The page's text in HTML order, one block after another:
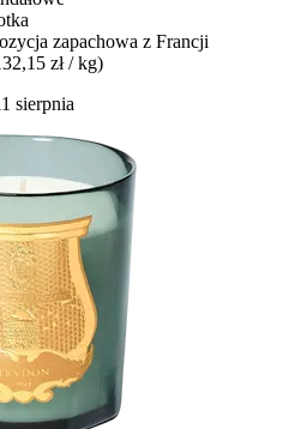
zapachowa z Francji
zł / kg)
sierpnia